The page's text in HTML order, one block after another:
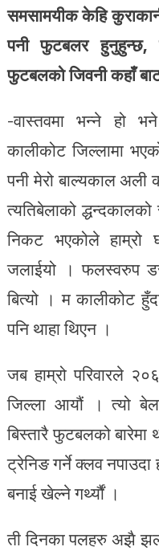
समसामयीक केहि
पनी फुटबलर हुनुहुन्छ,
फुटबलको जिवनी कहाँ
-वास्तवमा भन्ने हो
कालीकोट जिल्लामा
पनी मेरो बाल्यकाल
त्यतिबेलाको द्धन्दकालको
निकट भएकोले हाम्रो
जलाईयो । फलस्वरुप
बित्यो । म कालीकोट
पनि थाहा थिएन ।
जब हाम्रो परिवारले
जिल्ला आयौं । त्यो
बिस्तारै फुटबलको बारेमा
ट्रेनिङ गर्ने क्लव
बनाई खेल्ने गर्थ्यौं ।
ती दिनका पलहरु अझै